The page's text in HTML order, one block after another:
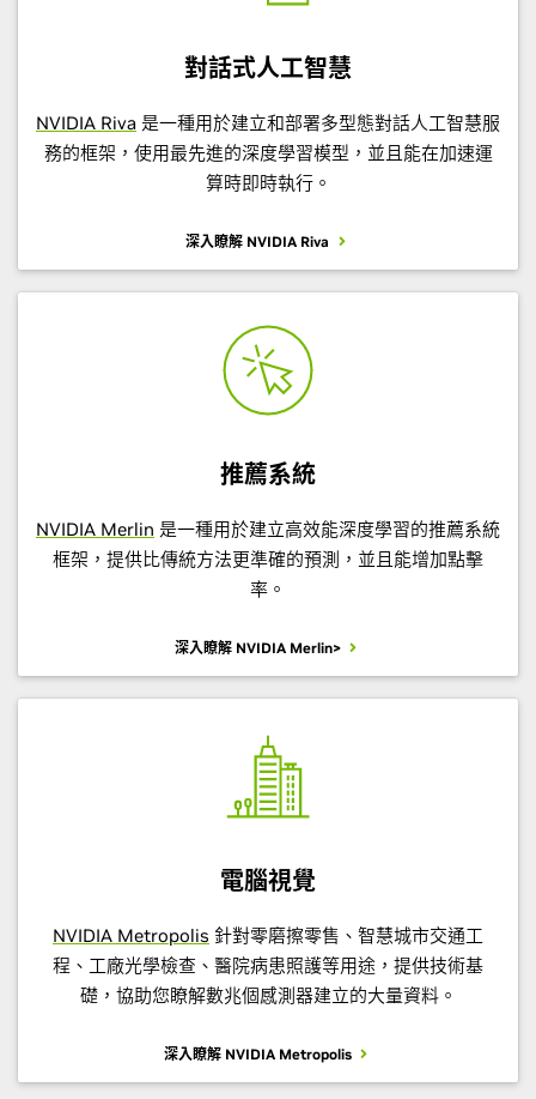
對話式人工智慧
NVIDIA Riva 是一種用於建立和部署多型態對話人工智慧服
務的框架，使用最先進的深度學習模型，並且能在加速運
算時即時執行。
深入瞭解 NVIDIA Riva
推薦系統
NVIDIA Merlin 是一種用於建立高效能深度學習的推薦系統
框架，提供比傳統方法更準確的預測，並且能增加點擊
率。
深入瞭解 NVIDIA Merlin>
電腦視覺
NVIDIA Metropolis 針對零磨擦零售、智慧城市交通工
程、工廠光學檢查、醫院病患照護等用途，提供技術基
礎，協助您瞭解數兆個感測器建立的大量資料。
深入瞭解 NVIDIA Metropolis